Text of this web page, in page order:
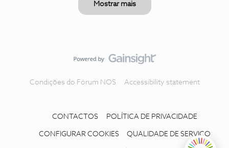
Mostrar mais
Condições do Fórum NOS Accessibility statement
CONTACTOS POLÍTICA DE PRIVACIDADE
CONFIGURAR COOKIES QUALIDADE DE SERVIÇO